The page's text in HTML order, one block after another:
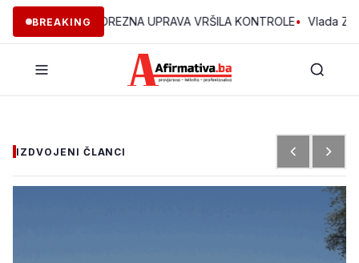
BREAKING
JE POREZNA UPRAVA VRŠILA KONTROLE• Vlada ZDK
IZDVOJENI ČLANCI